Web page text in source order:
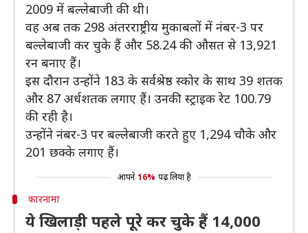
2009 में बल्लेबाजी की थी।
वह अब तक 298 अंतरराष्ट्रीय मुकाबलों में नंबर-3 पर
बल्लेबाजी कर चुके हैं और 58.24 की औसत से 13,921
रन बनाए हैं।
इस दौरान उन्होंने 183 के सर्वश्रेष्ठ स्कोर के साथ 39 शतक
और 87 अर्धशतक लगाए हैं। उनकी स्ट्राइक रेट 100.79
की रही है।
उन्होंने नंबर-3 पर बल्लेबाजी करते हुए 1,294 चौके और
201 छक्के लगाए हैं।
आपने 16% पढ़ लिया है
कारनामा
ये खिलाड़ी पहले पूरे कर चुके हैं 14,000